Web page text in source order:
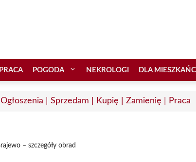
PRACA POGODA NEKROLOGI DLA
| Sprzedam | Kupię | Zamienię | Praca
– szczegóły obrad